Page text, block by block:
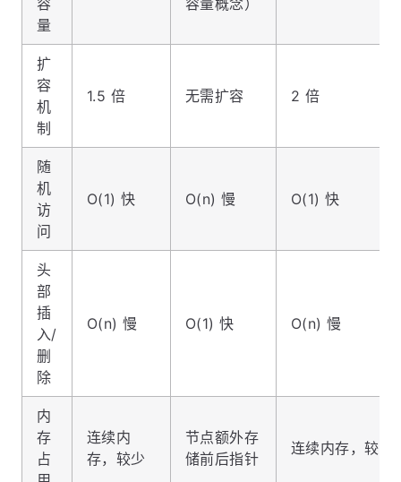
容
量
容量概念）
扩
容
机
制
1.5 倍 无需扩容 2 倍
随
机
访
问
O(1) 快 O(n) 慢 O(1) 快
头
部
插
入/
删
除
O(n) 慢 O(1) 快 O(n) 慢
内
存
占
连续内
存，较少
节点额外存
储前后指针
连续内存，较少